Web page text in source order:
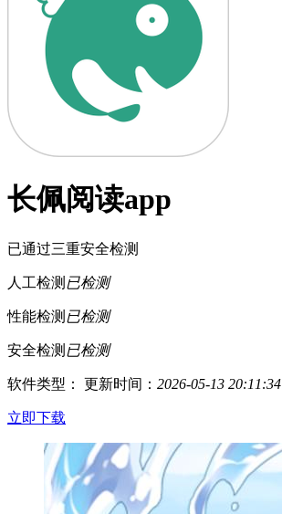
长佩阅读app
已通过三重安全检测
人工检测 已检测
性能检测 已检测
安全检测 已检测
软件类型： 更新时间： 2026-05-13 20:11:34
立即下载